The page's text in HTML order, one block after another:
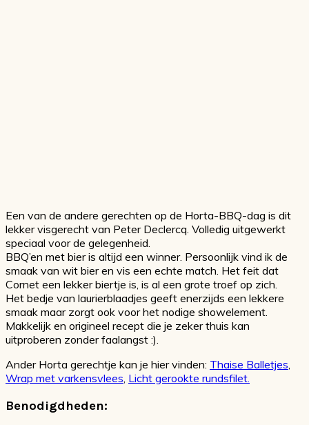
Een van de andere gerechten op de Horta-BBQ-dag is dit
lekker visgerecht van Peter Declercq. Volledig uitgewerkt
speciaal voor de gelegenheid.
BBQ’en met bier is altijd een winner. Persoonlijk vind ik de
smaak van wit bier en vis een echte match. Het feit dat
Cornet een lekker biertje is, is al een grote troef op zich.
Het bedje van laurierblaadjes geeft enerzijds een lekkere
smaak maar zorgt ook voor het nodige showelement.
Makkelijk en origineel recept die je zeker thuis kan
uitproberen zonder faalangst :).
Ander Horta gerechtje kan je hier vinden: Thaise Balletjes
Wrap met varkensvlees Licht gerookte rundsfilet.
Benodigdheden: